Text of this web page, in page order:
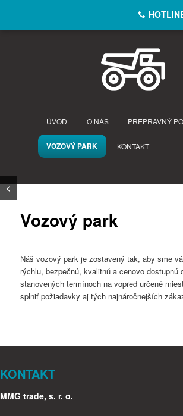
ÚVOD O NÁS PREPRAVNÝ
VOZOVÝ PARK KONTAKT
ŠIROKÝ VOZOVÝ
ŠIROKÝ VOZOVÝ
ŠIROKÝ VOZOVÝ
<
Vozový park
Náš vozový park je zostavený tak, aby sme
rýchlu, bezpečnú, kvalitnú a cenovo dostupnú
stanovených termínoch na vopred určené
splniť požiadavky aj tých najnáročnejších
KONTAKT
MMG trade, s. r. o.